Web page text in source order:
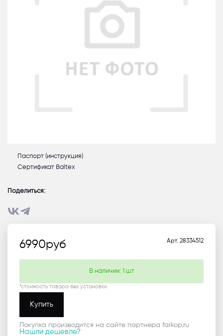
Паспорт (инструкция)
Сертификат Baltex
Поделиться:
Арт. 28334512
6990руб
В наличии: 1 шт
*стоимость товара без установки
Купить
Покупка производится на сайте партнера farkop.ru
Нашли дешевле?